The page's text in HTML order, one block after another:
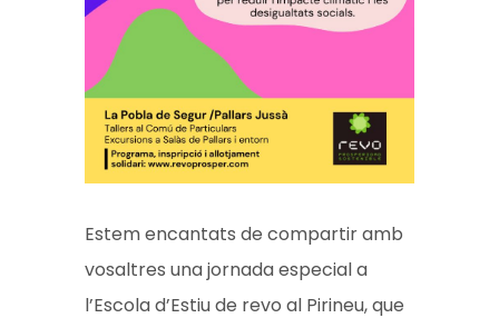
Estem encantats de compartir amb
vosaltres una jornada especial a
l’Escola d’Estiu de revo al Pirineu, que